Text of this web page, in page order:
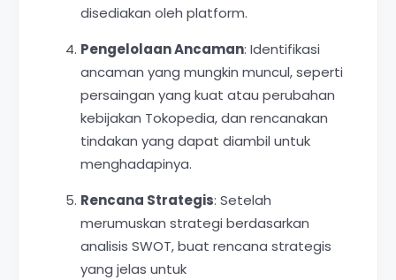
disediakan oleh platform.
Pengelolaan Ancaman: Identifikasi
ancaman yang mungkin muncul, seperti
persaingan yang kuat atau perubahan
kebijakan Tokopedia, dan rencanakan
tindakan yang dapat diambil untuk
menghadapinya.
Rencana Strategis: Setelah
merumuskan strategi berdasarkan
analisis SWOT, buat rencana strategis
yang jelas untuk